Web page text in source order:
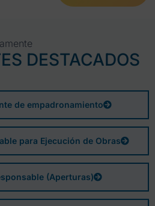
DESTACADOS
de empadronamiento
para Ejecución de Obras
(Aperturas)